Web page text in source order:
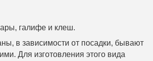
галифе и клеш.
в зависимости от посадки, бывают
Для изготовления этого вида